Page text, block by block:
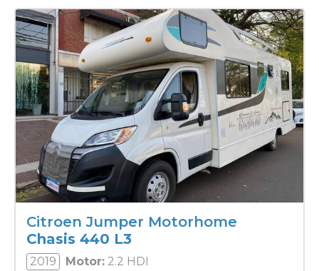
Citroen Jumper Motorhome
Chasis 440 L3
2019 Motor: 2.2 HDI